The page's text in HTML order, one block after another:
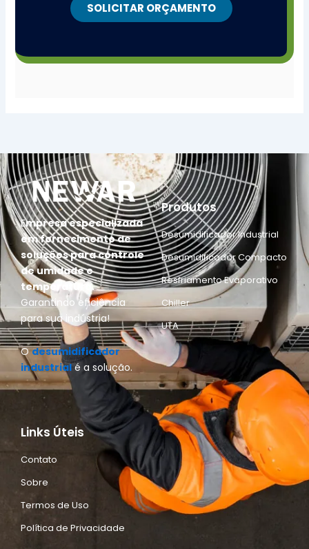
SOLICITAR ORÇAMENTO
Empresa especializada
em fornecimento de
soluções para controle
de umidade e
temperatura.
Garantindo eficiência
para sua indústria!
Odesumidificador
industrialé a solução.
Produtos
Desumidificador Industrial
Desumidificador Compacto
Resfriamento Evaporativo
Chiller
UTA
Links Úteis
Contato
Sobre
Termos de Uso
Política de Privacidade